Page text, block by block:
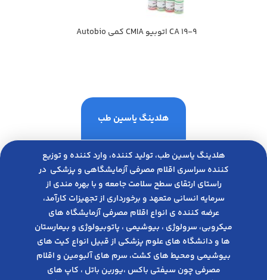
CA 19-9 اتوبيو CMIA كمي Autobio
هلدینگ یاسین طب
هلدینگ یاسین طب، تولید کننده، وارد کننده و توزیع
کننده سراسری اقلام مصرفی آزمایشگاهی و پزشکی در
راﺳﺘﺎی ارﺗﻘﺎی ﺳﻄﺢ ﺳﻼﻣﺖ ﺟﺎﻣﻌﻪ و ﺑﺎ ﺑﻬﺮه ﻣﻨﺪی از
ﺳﺮﻣﺎﯾﻪ انسانی متعهد و ﺑﺮﺧﻮرداری از ﺗﺠﻬﯿﺰات ﮐﺎرآﻣﺪ،
عرضه کننده ی انواع اﻗﻼم مصرفی آزﻣﺎﯾﺸﮕﺎه های
میکروبی، ﺳﺮوﻟﻮژی ، ﺑﯿﻮﺷﯿﻤﯽ ، پاتوبیولوژی و بیمارستان
ها و دانشگاه های علوم پزشکی از قبیل انواع کیت های
بیوشیمی ومحیط های کشت، سرم های آلبومین و اقلام
مصرفی چون سیفتی باکس ،یورین باتل ، کاپ های